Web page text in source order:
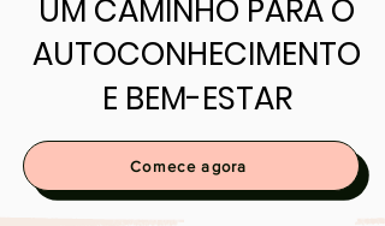
UM CAMINHO PARA O
AUTOCONHECIMENTO
E BEM-ESTAR
UM CAMINHO PARA O
AUTOCONHECIMENTO
E BEM-ESTAR
Comece agora